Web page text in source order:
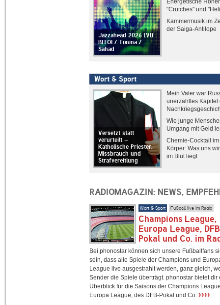
Jazzahead 2026 (VI):
BITOI / Tonina /
Sahad
Energetische
"Crutches" und
Kammermusik im
der Saiga-Antilope
Wort & Sport
Versetzt statt
verurteilt –
Katholische Priester,
Missbrauch und
Strafvereitlung
Mein Vater war
unerzähltes Kapitel
Wie junge
Umgang mit Geld
Chemie-Cocktail im
Körper: Was uns
im Blut liegt
RADIOMAGAZIN: NEWS,
Wort & Sport Fußball live im Radio
Champions League,
Europa League,
Pokal und Co. im
Bei phonostar können sich unsere Fußballfans
sein, dass alle Spiele der Champions und
League live ausgestrahlt werden, ganz gleich,
Sender die Spiele überträgt. phonostar bietet dir
Überblick für die Saisons der Champions
Europa League, des DFB-Pokal und Co. ››››